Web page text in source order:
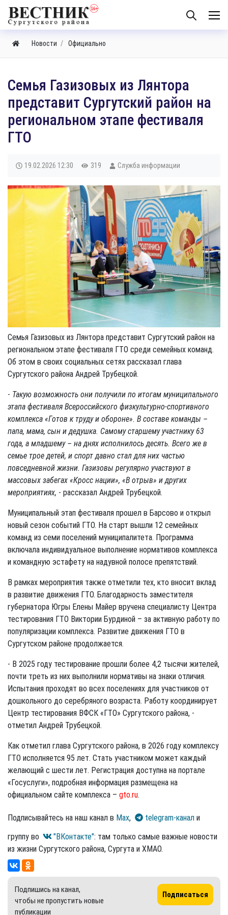
Новости Официально
​Семья Газизовых из Лянтора
представит Сургутский район на
региональном этапе фестиваля
ГТО
19.02.2026 12:30 319 Служба информации
Семья Газизовых из Лянтора представит Сургутский район на
региональном этапе фестиваля ГТО среди семейных команд.
Об этом в своих социальных сетях рассказал глава
Сургутского района Андрей Трубецкой.
- Такую возможность они получили по итогам муниципального
этапа фестиваля Всероссийского физкультурно-спортивного
комплекса «Готов к труду и обороне». В составе команды –
папа, мама, сын и дедушка. Самому старшему участнику 63
года, а младшему – на днях исполнилось десять. Всего же в
семье трое детей, и спорт давно стал для них частью
повседневной жизни. Газизовы регулярно участвуют в
массовых забегах «Кросс нации», «В отрыв» и других
мероприятиях, - рассказал Андрей Трубецкой.
Муниципальный этап фестиваля прошел в Барсово и открыл
новый сезон событий ГТО. На старт вышли 12 семейных
команд из семи поселений муниципалитета. Программа
включала индивидуальное выполнение нормативов комплекса
и командную эстафету на надувной полосе препятствий.
В рамках мероприятия также отметили тех, кто вносит вклад
в развитие движения ГТО. Благодарность заместителя
губернатора Югры Елены Майер вручена специалисту Центра
тестирования ГТО Виктории Бурдиной – за активную работу по
популяризации комплекса. Развитие движения ГТО в
Сургутском районе продолжается.
- В 2025 году тестирование прошли более 4,2 тысячи жителей,
почти треть из них выполнили нормативы на знаки отличия.
Испытания проходят во всех поселениях для участников от
дошкольного до серебряного возраста. Работу координирует
Центр тестирования ВФСК «ГТО» Сургутского района, -
отметил Андрей Трубецкой.
Как отметил глава Сургутского района, в 2026 году комплексу
ГТО исполняется 95 лет. Стать участником может каждый
желающий с шести лет. Регистрация доступна на портале
«Госуслуги», подробная информация размещена на
официальном сайте комплекса – gto.ru.
Подписывайтесь на наш канал в Max, telegram-канал и
группу во
"ВКонтакте": там только самые важные новости
из жизни Сургутского района, Сургута и ХМАО.
Подпишись на канал,
чтобы не пропустить новые
публикации
Подписаться